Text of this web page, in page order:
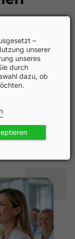
durch
und echte
–
unserer
unseres
durch
dazu, ob